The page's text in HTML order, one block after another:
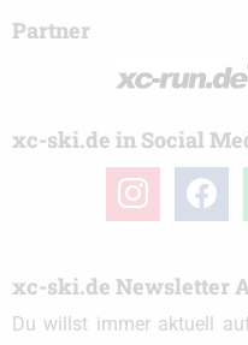
Partner
xc-ski.de in Social
instagramfacebook
xc-ski.de Newsletter
Du willst immer aktuell